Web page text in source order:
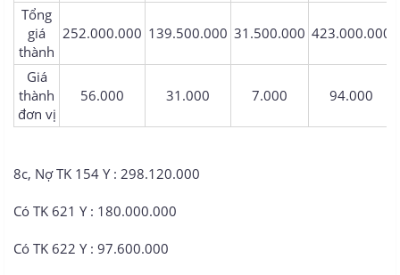
Tổng
giá
thành​
252.000.000​ 139.500.000​ 31.500.000​ 423.000.000​
Giá
thành
đơn vị​
56.000​ 31.000​ 7.000​ 94.000​
8c, Nợ TK 154 Y : 298.120.000
Có TK 621 Y : 180.000.000
Có TK 622 Y : 97.600.000